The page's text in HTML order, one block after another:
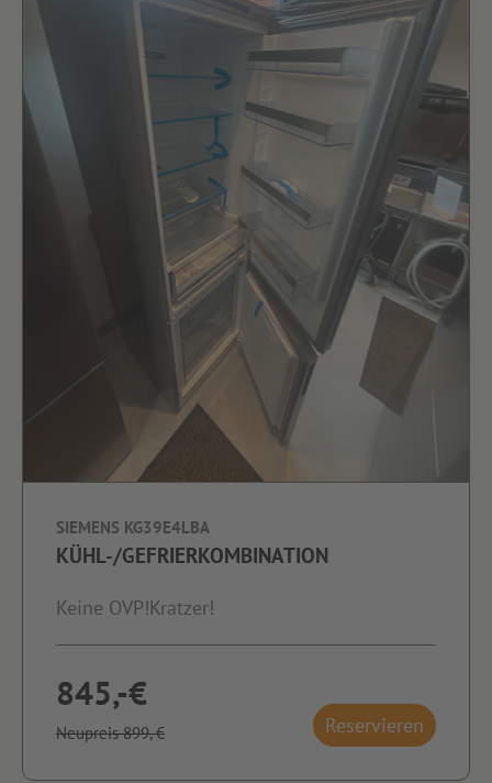
SIEMENS KG39E4LBA
KÜHL-/GEFRIERKOMBINATION
Keine OVP!Kratzer!
845,-€
Neupreis 899,-€ Reservieren